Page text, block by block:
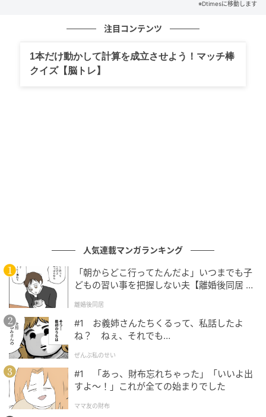
同じ地層面に大型植物食恐竜の竜脚類と大型肉食恐竜
※Dtimesに移動します
注目コンテンツ
1本だけ動かして計算を成立させよう！マッチ棒
クイズ【脳トレ】
人気連載マンガランキング
「朝からどこ行ってたんだよ」いつまでも子
どもの習い事を把握しない夫【離婚後同居 Vo
離婚後同居
#1 お義姉さんたちくるって、私話したよ
ね？ ねぇ、それでも…
ぜんぶ私のせい
#1 「あっ、財布忘れちゃった」「いいよ出
すよ〜！」これが全ての始まりでした
ママ友の財布